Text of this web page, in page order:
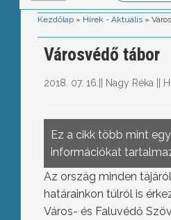
Kezdőlap » Hírek - Aktuális »
Városvédő tábor
2018. 07. 16. Nagy Réka
Ez a cikk több mint
információkat
Az ország minden
határainkon túlról is
Város- és Faluvédő